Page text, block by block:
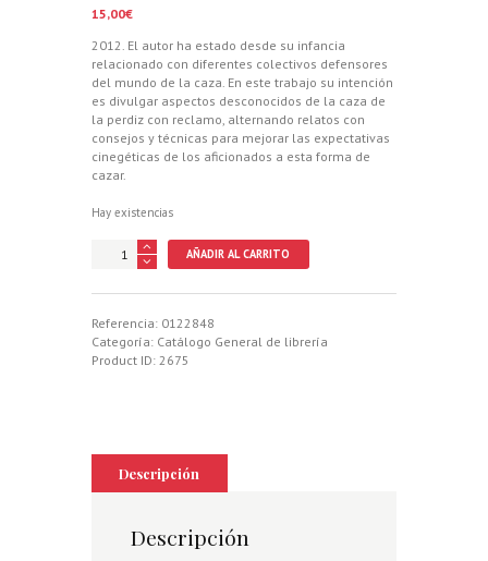
15,00€
2012. El autor ha estado desde su infancia
relacionado con diferentes colectivos defensores
del mundo de la caza. En este trabajo su intención
es divulgar aspectos desconocidos de la caza de
la perdiz con reclamo, alternando relatos con
consejos y técnicas para mejorar las expectativas
cinegéticas de los aficionados a esta forma de
cazar.
Hay existencias
CAZADORES
Y
RELATOS
DE
AÑADIR AL CARRITO
Referencia: 0122848
Categoría: Catálogo General de librería
Product ID: 2675
Descripción
Descripción